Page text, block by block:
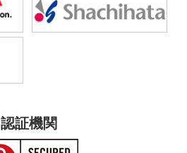
認証機関